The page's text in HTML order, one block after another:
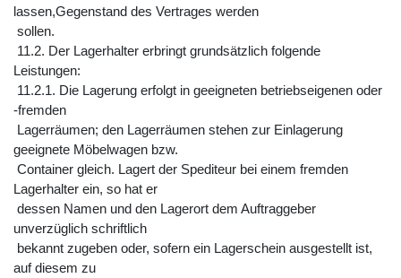
lassen,Gegenstand des Vertrages werden
sollen.
11.2. Der Lagerhalter erbringt grundsätzlich folgende
Leistungen:
11.2.1. Die Lagerung erfolgt in geeigneten betriebseigenen oder
-fremden
Lagerräumen; den Lagerräumen stehen zur Einlagerung
geeignete Möbelwagen bzw.
Container gleich. Lagert der Spediteur bei einem fremden
Lagerhalter ein, so hat er
dessen Namen und den Lagerort dem Auftraggeber
unverzüglich schriftlich
bekannt zugeben oder, sofern ein Lagerschein ausgestellt ist,
auf diesem zu